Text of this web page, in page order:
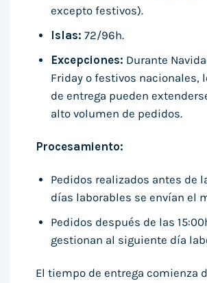
excepto festivos).
Islas: 72/96h.
Excepciones: Durante
Friday o festivos nacionales,
de entrega pueden
alto volumen de pedidos.
Procesamiento:
Pedidos realizados antes de
días laborables se envían el
Pedidos después de las
gestionan al siguiente día
El tiempo de entrega comienza